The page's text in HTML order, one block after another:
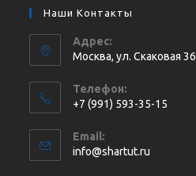
Наши Контакты
Адрес:
Москва, ул. Cкаковая 36
Телефон:
+7 (991) 593-35-15
в
вашем
Email:
info@shartut.ru